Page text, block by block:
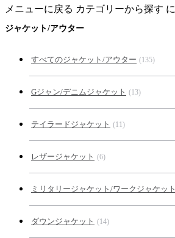
メニューに戻る カテゴリーから探す
ジャケット/アウター
すべてのジャケット/アウター (135)
Gジャン/デニムジャケット (13)
テイラードジャケット (11)
レザージャケット (6)
ミリタリージャケット/ワークジャケット
ダウンジャケット (14)